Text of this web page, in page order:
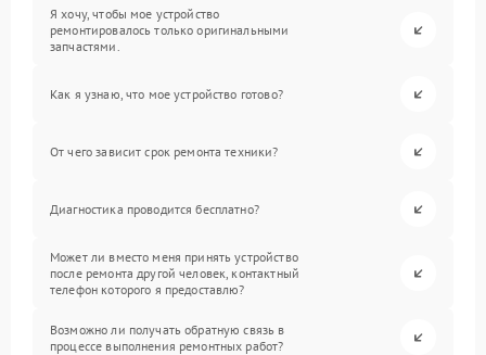
Я хочу, чтобы мое устройство
ремонтировалось только оригинальными
запчастями.
Как я узнаю, что мое устройство готово?
От чего зависит срок ремонта техники?
Диагностика проводится бесплатно?
Может ли вместо меня принять устройство
после ремонта другой человек, контактный
телефон которого я предоставлю?
Возможно ли получать обратную связь в
процессе выполнения ремонтных работ?